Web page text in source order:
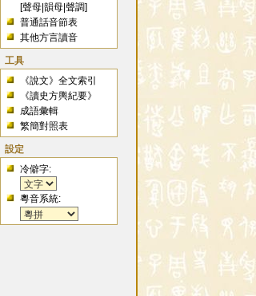
[聲母 |韻母 |聲調]
普通話音節表
其他方言讀音
工具
《說文》全文索引
《讀史方輿紀要》
成語彙輯
繁簡對照表
設定
冷僻字:
粵音系統: